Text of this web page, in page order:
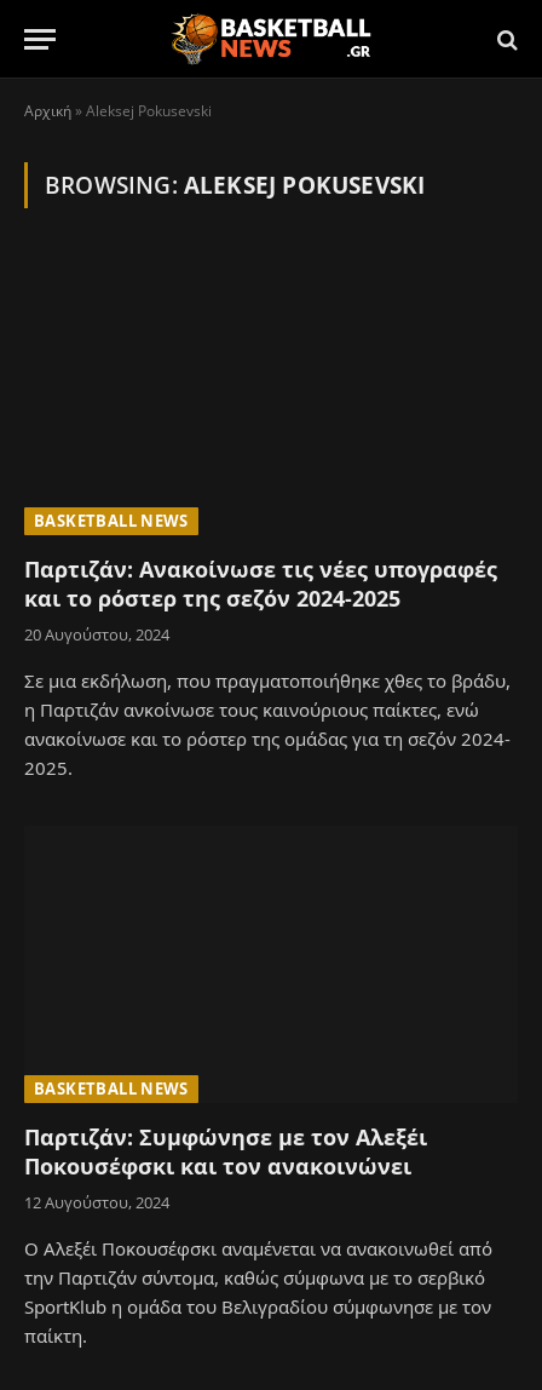
Αρχική»Aleksej Pokusevski
BROWSING: ALEKSEJ POKUSEVSKI
BASKETBALL NEWS
Παρτιζάν: Ανακοίνωσε τις νέες υπογραφές
και το ρόστερ της σεζόν 2024-2025
20 Αυγούστου, 2024
Σε μια εκδήλωση, που πραγματοποιήθηκε χθες το βράδυ,
η Παρτιζάν ανκοίνωσε τους καινούριους παίκτες, ενώ
ανακοίνωσε και το ρόστερ της ομάδας για τη σεζόν 2024-
2025.
BASKETBALL NEWS
Παρτιζάν: Συμφώνησε με τον Αλεξέι
Ποκουσέφσκι και τον ανακοινώνει
12 Αυγούστου, 2024
Ο Αλεξέι Ποκουσέφσκι αναμένεται να ανακοινωθεί από
την Παρτιζάν σύντομα, καθώς σύμφωνα με το σερβικό
SportKlub η ομάδα του Βελιγραδίου σύμφωνησε με τον
παίκτη.